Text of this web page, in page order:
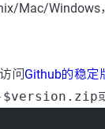
Mac/Windows
问 Github的稳定
$version.zip